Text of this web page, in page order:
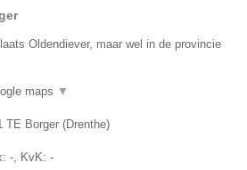
Oldendiever, maar wel in de provincie
maps ▼
TE Borger (Drenthe)
-, KvK: -